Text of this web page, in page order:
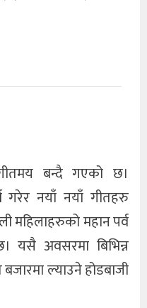
बन्दै गएको छ।
नयाँ नयाँ गीतहरु
महिलाहरुको महान पर्व
यसै अवसरमा बिभिन्न
ल्याउने होडबाजी